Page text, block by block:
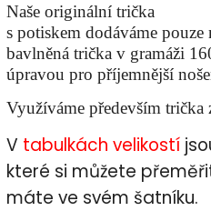
Naše originální trička
s potiskem dodáváme
bavlněná trička v gramáži
úpravou pro příjemnější
Využíváme především
V tabulkách velikostí
které si můžete
máte ve svém šatníku.